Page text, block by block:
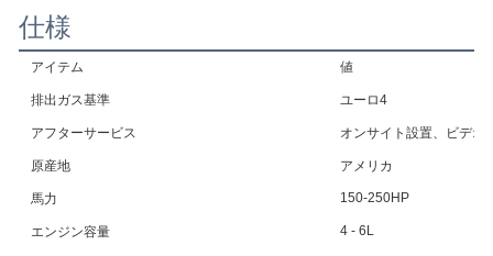
仕様
アイテム 値
排出ガス基準 ユーロ4
アフターサービス オンサイト設置、ビデオ
原産地 アメリカ
馬力 150-250HP
エンジン容量 4 - 6L